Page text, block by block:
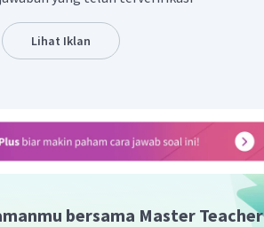
Lihat Iklan
bersama Master Teacher